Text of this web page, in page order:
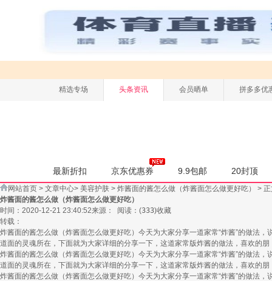
精选专场 头条资讯 会员晒单 拼多多优
最新折扣 京东优惠券 9.9包邮 20封顶
网站首页 > 文章中心> 美容护肤 > 炸酱面的酱怎么做（炸酱面怎么做更好吃）
>
炸酱面的酱怎么做（炸酱面怎么做更好吃）
时间：2020-12-21 23:40:52来源： 阅读： (333)收藏
转载：
炸酱面的酱怎么做（炸酱面怎么做更好吃）今天为大家分享一道家常“炸酱”的做法
道面的灵魂所在，下面就为大家详细的分享一下，这道家常版炸酱的做法，喜欢的朋
炸酱面的酱怎么做（炸酱面怎么做更好吃）今天为大家分享一道家常“炸酱”的做法
道面的灵魂所在，下面就为大家详细的分享一下，这道家常版炸酱的做法，喜欢的朋
炸酱面的酱怎么做（炸酱面怎么做更好吃）今天为大家分享一道家常“炸酱”的做法